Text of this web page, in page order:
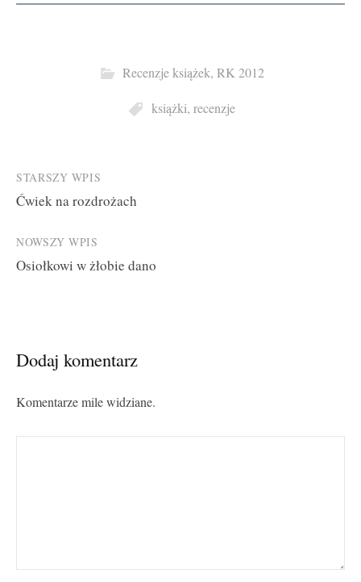
Recenzje książek, RK 2012
książki, recenzje
Post
navigation
STARSZY WPIS
Ćwiek na rozdrożach
NOWSZY WPIS
Osiołkowi w żłobie dano
Dodaj komentarz
Komentarze mile widziane.